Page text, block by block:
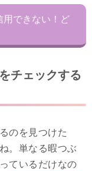
できない！ど
チェックする
のを見つけた
。単なる暇つぶ
ているだけなの